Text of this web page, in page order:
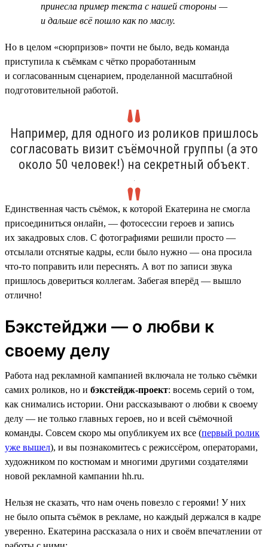
принесла пример текста с нашей стороны —
и дальше всё пошло как по маслу.
Но в целом «сюрпризов» почти не было, ведь команда
приступила к съёмкам с чётко проработанным
и согласованным сценарием, проделанной масштабной
подготовительной работой.
Например, для одного из роликов пришлось
согласовать визит съёмочной группы (а это
около 50 человек!) на секретный объект.
.
Единственная часть съёмок, к которой Екатерина не смогла
присоединиться онлайн, — фотосессии героев и запись
их закадровых слов. С фотографиями решили просто —
отсылали отснятые кадры, если было нужно — она просила
что-то поправить или переснять. А вот по записи звука
пришлось довериться коллегам. Забегая вперёд — вышло
отлично!
Бэкстейджи — о любви к
своему делу
Работа над рекламной кампанией включала не только съёмки
самих роликов, но и бэкстейдж-проект: восемь серий о том,
как снимались истории. Они рассказывают о любви к своему
делу — не только главных героев, но и всей съёмочной
команды. Совсем скоро мы опубликуем их все (первый ролик
уже вышел), и вы познакомитесь с режиссёром, операторами,
художником по костюмам и многими другими создателями
новой рекламной кампании hh.ru.
Нельзя не сказать, что нам очень повезло с героями! У них
не было опыта съёмок в рекламе, но каждый держался в кадре
уверенно. Екатерина рассказала о них и своём впечатлении от